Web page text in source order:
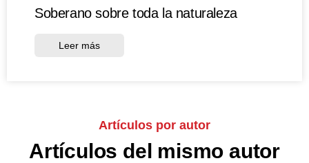
Soberano sobre toda la naturaleza
Leer más
Artículos por autor
Artículos del mismo autor